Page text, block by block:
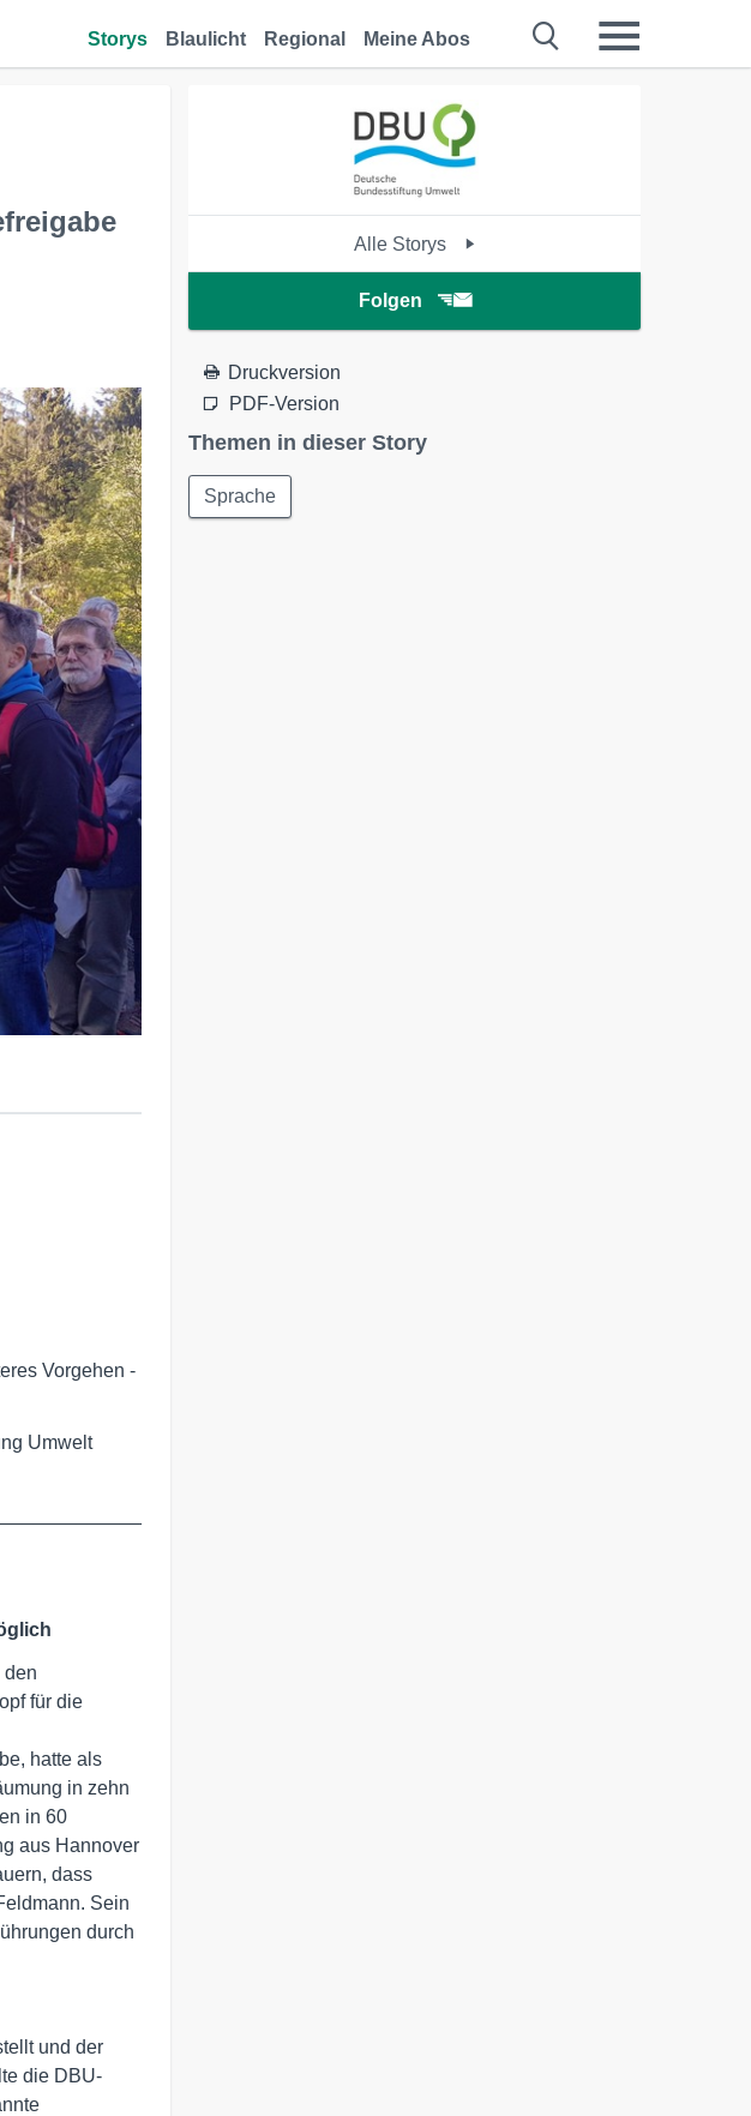
Storys Blaulicht Regional Meine Abos
Vorgehen -
Umwelt
den
für die
hatte als
in zehn
in 60
aus Hannover
dass
Sein
durch
und der
die DBU-
Alle Storys
Folgen
Druckversion
PDF-Version
Themen in dieser Story
Sprache